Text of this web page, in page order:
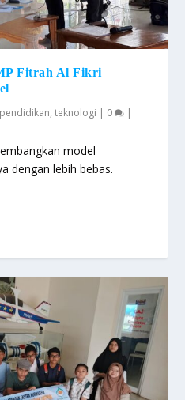
Fitrah Al Fikri
pendidikan,teknologi | 0 |
model
dengan lebih bebas.